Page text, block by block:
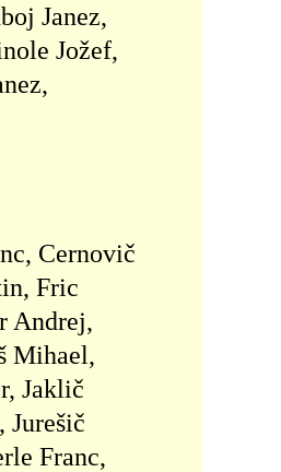
Janez,
Jožef,
Cernovič
Fric
Andrej,
Mihael,
Jaklič
Jurešič
Franc,